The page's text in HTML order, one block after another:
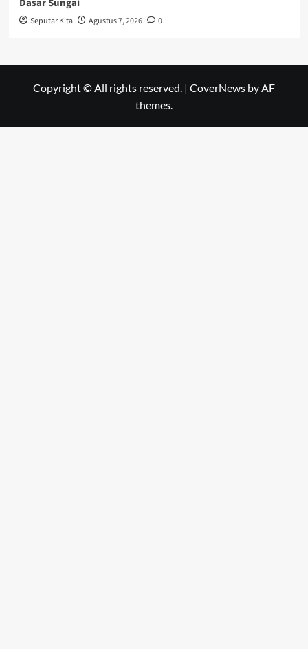
Dasar Sungai
Seputar Kita Agustus 7, 2026 0
Copyright © All rights reserved. | CoverNews by AF
themes.